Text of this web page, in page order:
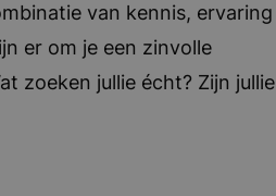
van kennis, ervaring
er om je een zinvolle
zoeken jullie écht? Zijn jullie